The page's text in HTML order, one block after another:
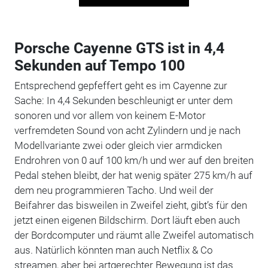
Porsche Cayenne GTS ist in 4,4
Sekunden auf Tempo 100
Entsprechend gepfeffert geht es im Cayenne zur
Sache: In 4,4 Sekunden beschleunigt er unter dem
sonoren und vor allem von keinem E-Motor
verfremdeten Sound von acht Zylindern und je nach
Modellvariante zwei oder gleich vier armdicken
Endrohren von 0 auf 100 km/h und wer auf den breiten
Pedal stehen bleibt, der hat wenig später 275 km/h auf
dem neu programmieren Tacho. Und weil der
Beifahrer das bisweilen in Zweifel zieht, gibt’s für den
jetzt einen eigenen Bildschirm. Dort läuft eben auch
der Bordcomputer und räumt alle Zweifel automatisch
aus. Natürlich könnten man auch Netflix & Co
streamen, aber bei artgerechter Bewegung ist das